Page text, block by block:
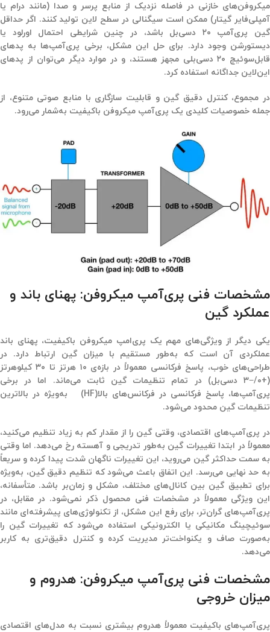
میکروفن‌های خازنی در فاصله نزدیک از منابع پرسر و صدا (مانند درام یا
آمپلی‌فایر گیتار) ممکن است سیگنالی در سطح لاین تولید کنند. اگر حداقل
گین پری‌آمپ ۲۰
دسی‌بل باشد، در چنین شرایطی احتمال اورلود یا
دیستورشن وجود دارد. برای حل این مشکل، برخی پری‌آمپ‌ها به پدهای
قابل‌سوئیچ ۲۰ دسی‌بلی مجهز هستند، و در موارد دیگر می‌توان از پدهای
این‌لاین جداگانه استفاده کرد.
در مجموع، کنترل دقیق گین و قابلیت سازگاری با منابع صوتی متنوع، از
جمله خصوصیات کلیدی یک پری‌آمپ میکروفن باکیفیت به‌شمار می‌رود.
مشخصات فنی پری‌آمپ میکروفن: پهنای باند و
عملکرد گین
یکی دیگر از ویژگی‌های مهم یک پری‌امپ میکروفن باکیفیت، پهنای باند
عملکردی آن است که به‌طور مستقیم با میزان گین ارتباط دارد. در
طراحی‌های خوب، پاسخ فرکانسی معمولاً در بازه‌ی ۱۰
هرتز تا ۳۰ کیلوهرتز
(
+
۰/−۳ دسی‌بل) در تمام تنظیمات گین ثابت می‌ماند. اما در برخی
پری‌آمپ‌ها، پاسخ فرکانسی در فرکانس‌های بالا(HF) به‌ویژه در بالاترین
تنظیمات گین محدود می‌شود.
در پری‌آمپ‌های اقتصادی، وقتی گین را از مقدار کم به زیاد تنظیم می‌کنید،
معمولاً در ابتدا تغییرات گین به‌طور تدریجی و آهسته رخ می‌دهد. اما وقتی
به سمت حداکثر گین می‌روید، این تغییرات ناگهان شدت پیدا کرده و سریعاً
به حد نهایی می‌رسد. این اتفاق باعث می‌شود که تنظیم دقیق گین، به‌ویژه
برای تطبیق گین بین کانال‌های مختلف، مشکل و زمان‌بر باشد. متأسفانه،
این ویژگی معمولاً در مشخصات فنی محصول ذکر نمی‌شود. در مقابل، در
پری‌آمپ‌های گران‌تر، برای رفع این مشکل، از تکنولوژی‌های پیشرفته‌ای مانند
سوئیچینگ مکانیکی یا الکترونیکی استفاده می‌شود که تغییرات گین را
به‌صورت صاف و یکنواخت‌تر مدیریت کرده و کنترل دقیق‌تری به کاربر
می‌دهد.
مشخصات فنی پری‌آمپ میکروفن: هدروم و
میزان خروجی
پری‌آمپ‌های باکیفیت معمولاً هدروم بیشتری نسبت به مدل‌های اقتصادی